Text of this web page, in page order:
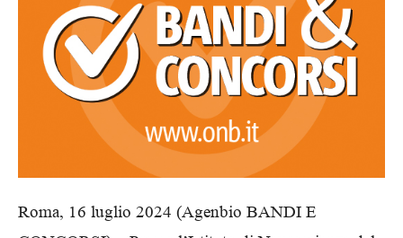
Roma, 16 luglio 2024 (Agenbio BANDI E